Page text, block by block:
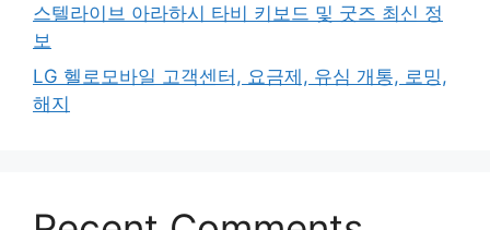
스텔라이브 아라하시 타비 키보드 및 굿즈 최신 정
보
LG 헬로모바일 고객센터, 요금제, 유심 개통, 로밍,
해지